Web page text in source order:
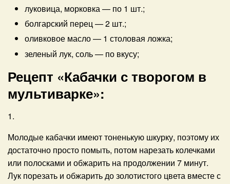
луковица, морковка— по 1 шт.;
болгарский перец—2 шт.;
оливковое масло— 1 столовая ложка;
зеленый лук, соль— по вкусу;
Рецепт «Кабачки с творогом в
мультиварке»:
1.
Молодые кабачки имеют тоненькую шкурку, поэтому их
достаточно просто помыть, потом нарезать колечками
или полосками и обжарить на продолжении 7 минут.
Лук порезать и обжарить до золотистого цвета вместе с